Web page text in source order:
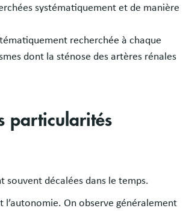
systématiquement et de manière
recherchée à chaque
dont la sténose des artères rénales
particularités
souvent décalées dans le temps.
On observe généralement